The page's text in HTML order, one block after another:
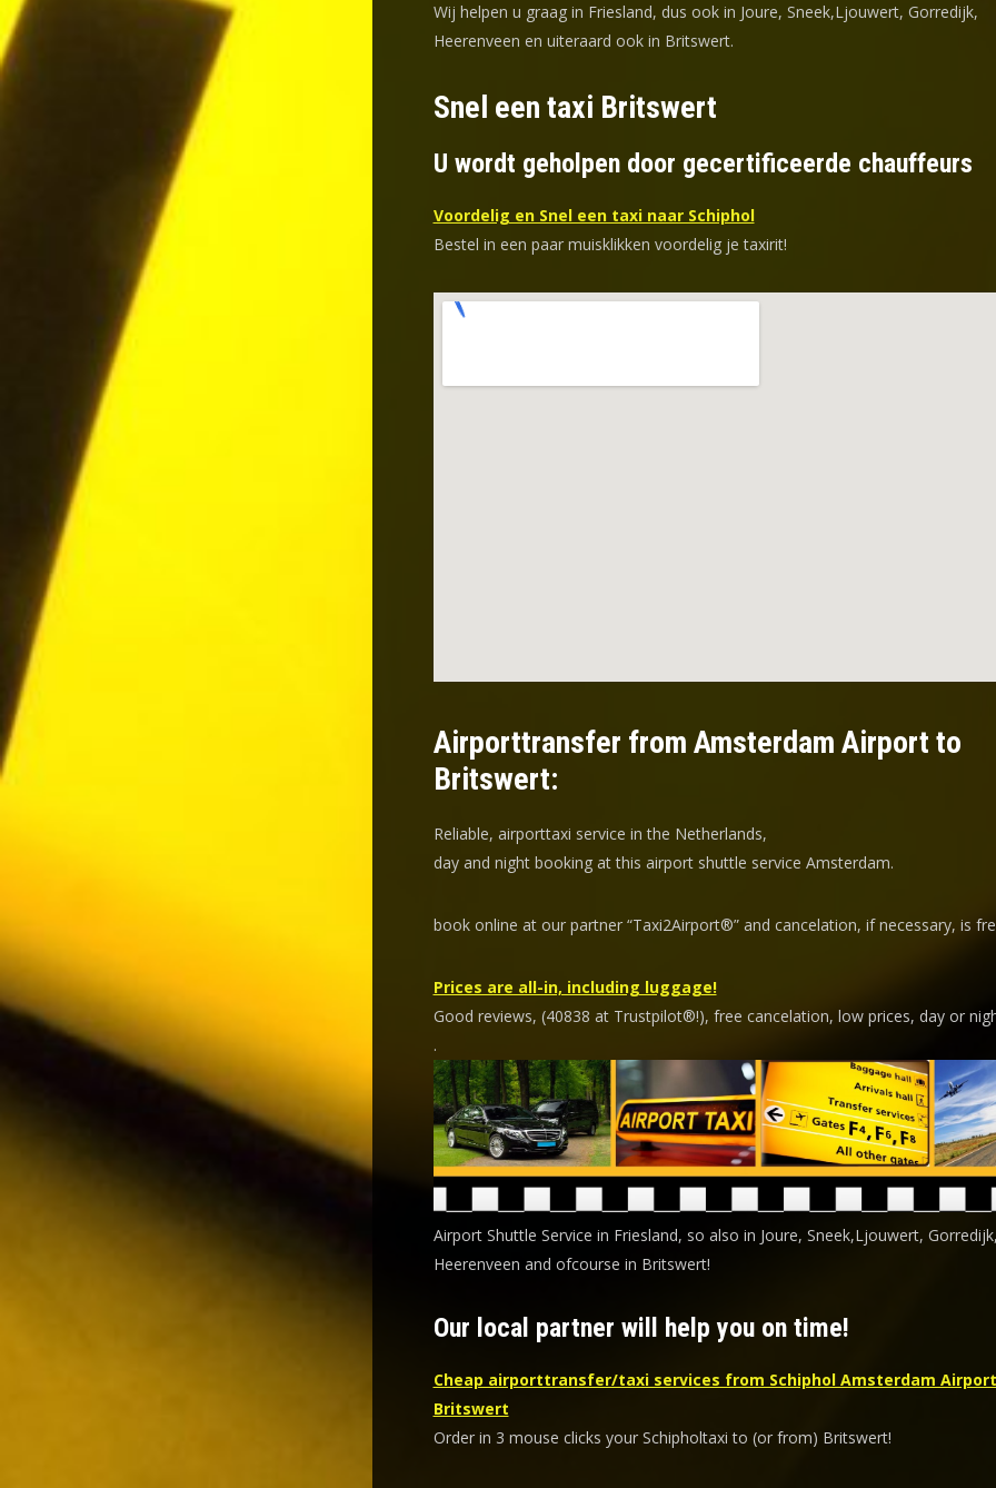
Wij helpen u graag in Friesland, dus ook in Joure, Sneek,Ljouwert, Gorredijk,
Heerenveen en uiteraard ook in Britswert.
Snel een taxi Britswert
U wordt geholpen door gecertificeerde chauffeurs
Voordelig en Snel een taxi naar Schiphol
Bestel in een paar muisklikken voordelig je taxirit!
Airporttransfer from Amsterdam Airport to
Britswert:
Reliable, airporttaxi service in the Netherlands,
day and night booking at this airport shuttle service Amsterdam.
book online at our partner “Taxi2Airport®” and cancelation, if necessary, is
Prices are all-in, including luggage!
Good reviews, (40838 at Trustpilot®!), free cancelation, low prices, day or
.
Airport Shuttle Service in Friesland, so also in Joure, Sneek,Ljouwert,
Heerenveen and ofcourse in Britswert!
Our local partner will help you on time!
Cheap airporttransfer/taxi services from Schiphol Amsterdam
Britswert
Order in 3 mouse clicks your Schipholtaxi to (or from) Britswert!